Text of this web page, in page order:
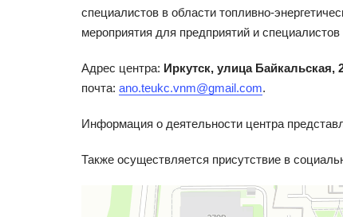
специалистов в области топливно-
мероприятия для предприятий и специалистов
Адрес центра: Иркутск, улица Байкальская,
почта: ano.teukc.vnm@gmail.com.
Информация о деятельности центра
Также осуществляется присутствие в